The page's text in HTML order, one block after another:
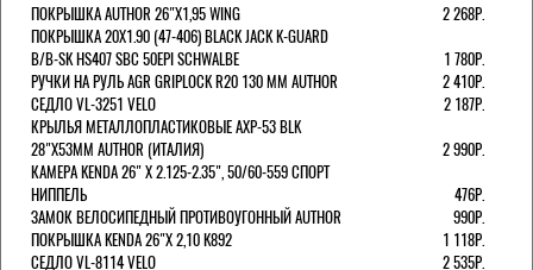
ПОКРЫШКА AUTHOR 26"Х1,95 WING
2 268Р.
ПОКРЫШКА 20X1.90 (47-406) BLACK JACK K-GUARD
B/B-SK HS407 SBC 50EPI SCHWALBE
1 780Р.
РУЧКИ НА РУЛЬ AGR GRIPLOCK R20 130 ММ AUTHOR
2 410Р.
СЕДЛО VL-3251 VELO
2 187Р.
КРЫЛЬЯ МЕТАЛЛОПЛАСТИКОВЫЕ AXP-53 BLK
28"Х53ММ AUTHOR (ИТАЛИЯ)
2 990Р.
КАМЕРА KENDA 26" Х 2.125-2.35", 50/60-559 СПОРТ
НИППЕЛЬ
476Р.
ЗАМОК ВЕЛОСИПЕДНЫЙ ПРОТИВОУГОННЫЙ AUTHOR
990Р.
ПОКРЫШКА KENDA 26"Х 2,10 K892
1 118Р.
СЕДЛО VL-8114 VELO
2 535Р.